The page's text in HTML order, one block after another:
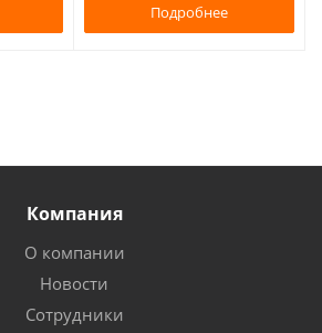
Подробнее
Компания
О компании
Новости
Сотрудники